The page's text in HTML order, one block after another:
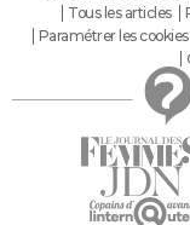
Tous les articles
Paramétrer les cookies